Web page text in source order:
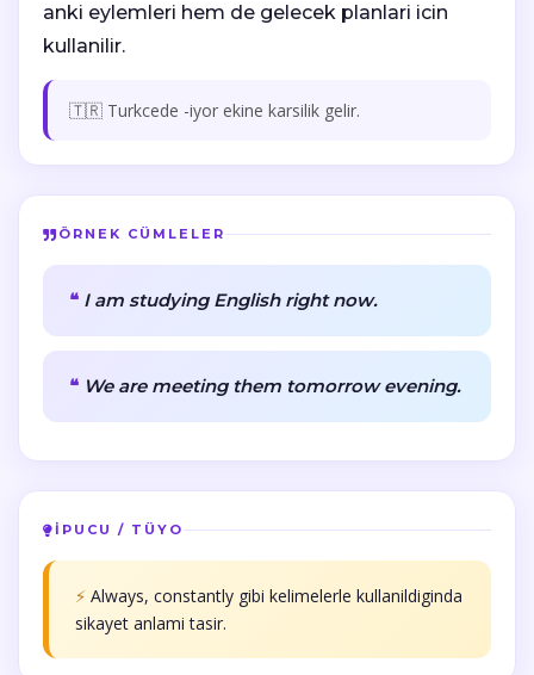
anki eylemleri hem de gelecek planlari icin
kullanilir.
🇹🇷 Turkcede -iyor ekine karsilik gelir.
ÖRNEK CÜMLELER
I am studying English right now.
We are meeting them tomorrow evening.
İPUCU / TÜYO
⚡ Always, constantly gibi kelimelerle kullanildiginda
sikayet anlami tasir.